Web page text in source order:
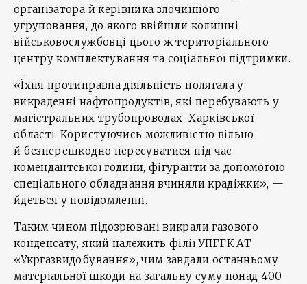
організатора й керівника злочинного
угруповання, до якого ввійшли колишні
військовослужбовці цього ж територіального
центру комплектування та соціальної підтримки.
«Їхня протиправна діяльність полягала у
викраденні нафтопродуктів, які перебувають у
магістральних трубопроводах Харківської
області. Користуючись можливістю вільно
й безперешкодно пересуватися під час
комендантської години, фігуранти за допомогою
спеціального обладнання вчиняли крадіжки», —
йдеться у повідомленні.
Таким чином підозрювані викрали газового
конденсату, який належить філії УПГГК АТ
«Укргазвидобування», чим завдали останньому
матеріальної шкоди на загальну суму понад 400